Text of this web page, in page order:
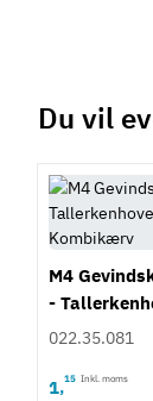
Du vil
M4
-
Krydskærv
022.35.081
1,15 Inkl. moms